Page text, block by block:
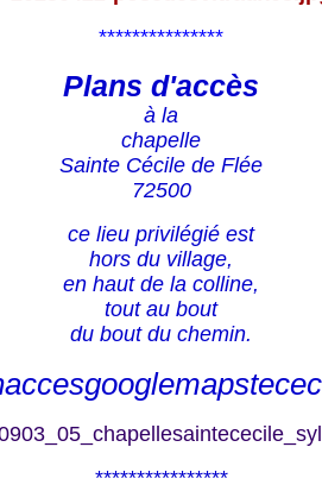
***************
Plans d'accès
à la
chapelle
Sainte Cécile de Flée
72500
ce lieu privilégié est
hors du village,
en haut de la colline,
tout au bout
du bout du chemin.
****************